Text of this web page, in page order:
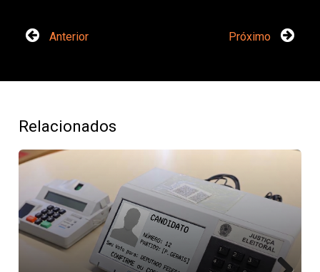
Anterior Próximo
Relacionados